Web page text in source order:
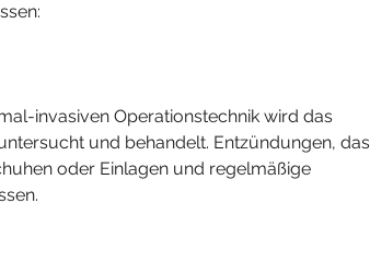
invasiven Operationstechnik wird das
und behandelt. Entzündungen, das
oder Einlagen und regelmäßige